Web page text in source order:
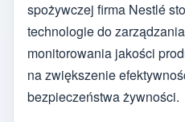
spożywczej firma Nestlé
technologie do
monitorowania jakości
na zwiększenie
bezpieczeństwa żywności.